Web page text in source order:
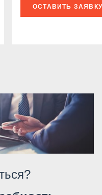
ОСТАВИТЬ ЗАЯВКУ